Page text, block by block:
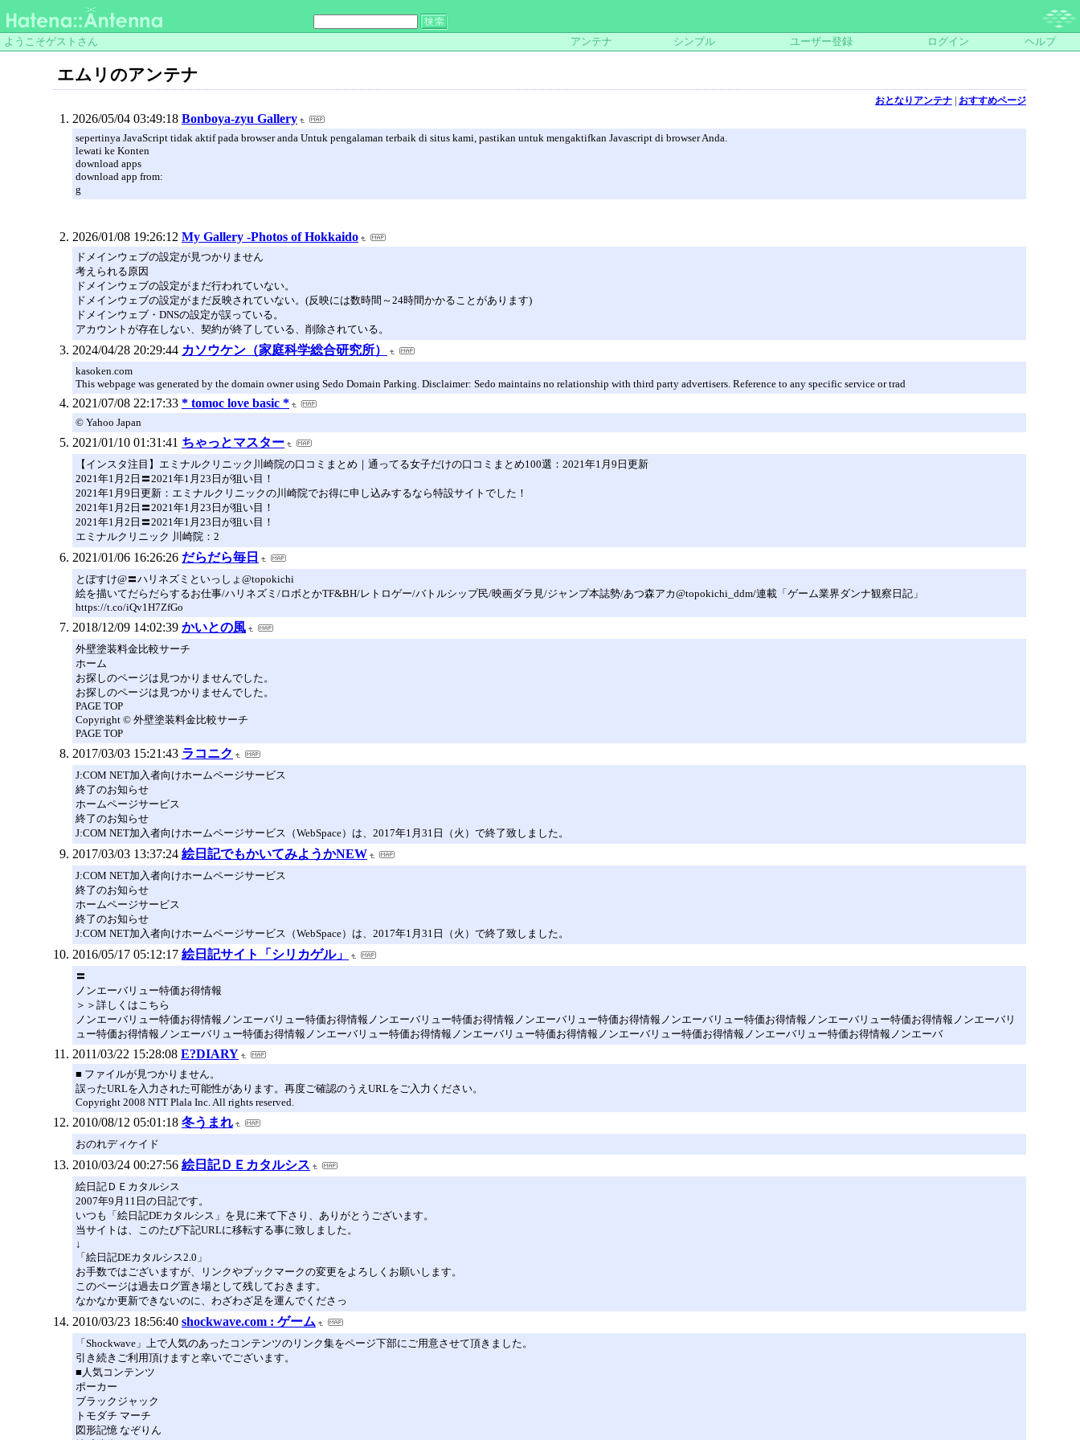
ようこそゲストさん アンテナ シンプル ユーザー登録 ログイン ヘルプ
エムリのアンテナ
おとなりアンテナ| おすすめページ
2026/05/04 03:49:18 Bonboya-zyu Gallery
sepertinya JavaScript tidak aktif pada browser anda Untuk pengalaman terbaik di situs kami, pastikan untuk mengaktifkan Javascript di browser Anda.
lewati ke Konten
download apps
download app from:
g
2026/01/08 19:26:12 My Gallery -Photos of Hokkaido
ドメインウェブの設定が見つかりません
考えられる原因
ドメインウェブの設定がまだ行われていない。
ドメインウェブの設定がまだ反映されていない。(反映には数時間～24時間かかることがあります)
ドメインウェブ・DNSの設定が誤っている。
アカウントが存在しない、契約が終了している、削除されている。
2024/04/28 20:29:44 カソウケン（家庭科学総合研究所）
kasoken.com
This webpage was generated by the domain owner using Sedo Domain Parking. Disclaimer: Sedo maintains no relationship with third party advertisers. Reference to any specific service or trad
2021/07/08 22:17:33 * tomoc love basic *
© Yahoo Japan
2021/01/10 01:31:41 ちゃっとマスター
【インスタ注目】エミナルクリニック川崎院の口コミまとめ｜通ってる女子だけの口コミまとめ100選：2021年1月9日更新
2021年1月2日〓2021年1月23日が狙い目！
2021年1月9日更新：エミナルクリニックの川崎院でお得に申し込みするなら特設サイトでした！
2021年1月2日〓2021年1月23日が狙い目！
2021年1月2日〓2021年1月23日が狙い目！
エミナルクリニック 川崎院：2
2021/01/06 16:26:26 だらだら毎日
とぽすけ@〓ハリネズミといっしょ@topokichi
絵を描いてだらだらするお仕事/ハリネズミ/ロボとかTF&BH/レトロゲー/バトルシップ民/映画ダラ見/ジャンプ本誌勢/あつ森アカ@topokichi_ddm/連載「ゲーム業界ダンナ観察日記」
https://t.co/iQv1H7ZfGo
2018/12/09 14:02:39 かいとの風
外壁塗装料金比較サーチ
ホーム
お探しのページは見つかりませんでした。
お探しのページは見つかりませんでした。
PAGE TOP
Copyright © 外壁塗装料金比較サーチ
PAGE TOP
2017/03/03 15:21:43 ラコニク
J:COM NET加入者向けホームページサービス
終了のお知らせ
ホームページサービス
終了のお知らせ
J:COM NET加入者向けホームページサービス（WebSpace）は、2017年1月31日（火）で終了致しました。
2017/03/03 13:37:24 絵日記でもかいてみようかNEW
J:COM NET加入者向けホームページサービス
終了のお知らせ
ホームページサービス
終了のお知らせ
J:COM NET加入者向けホームページサービス（WebSpace）は、2017年1月31日（火）で終了致しました。
2016/05/17 05:12:17 絵日記サイト「シリカゲル」
〓
ノンエーバリュー特価お得情報
＞＞詳しくはこちら
ノンエーバリュー特価お得情報ノンエーバリュー特価お得情報ノンエーバリュー特価お得情報ノンエーバリュー特価お得情報ノンエーバリュー特価お得情報ノンエーバリュー特価お得情報ノンエーバリ
ュー特価お得情報ノンエーバリュー特価お得情報ノンエーバリュー特価お得情報ノンエーバリュー特価お得情報ノンエーバリュー特価お得情報ノンエーバリュー特価お得情報ノンエーバ
2011/03/22 15:28:08 E?DIARY
■ ファイルが見つかりません。
誤ったURLを入力された可能性があります。再度ご確認のうえURLをご入力ください。
Copyright 2008 NTT Plala Inc. All rights reserved.
2010/08/12 05:01:18 冬うまれ
おのれディケイド
2010/03/24 00:27:56 絵日記ＤＥカタルシス
絵日記ＤＥカタルシス
2007年9月11日の日記です。
いつも「絵日記DEカタルシス」を見に来て下さり、ありがとうございます。
当サイトは、このたび下記URLに移転する事に致しました。
↓
「絵日記DEカタルシス2.0」
お手数ではございますが、リンクやブックマークの変更をよろしくお願いします。
このページは過去ログ置き場として残しておきます。
なかなか更新できないのに、わざわざ足を運んでくださっ
2010/03/23 18:56:40 shockwave.com : ゲーム
「Shockwave」上で人気のあったコンテンツのリンク集をページ下部にご用意させて頂きました。
引き続きご利用頂けますと幸いでございます。
■人気コンテンツ
ポーカー
ブラックジャック
トモダチ マーチ
図形記憶 なぞりん